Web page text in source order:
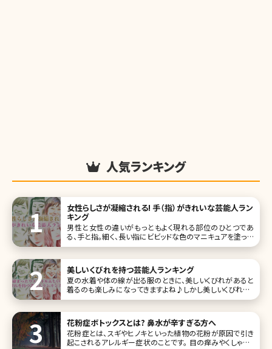
人気ランキング
女性らしさが凝縮される! 手（指）がきれいな芸能人ラン
キング
男性と女性の違いがもっともよく現れる部位のひとつであ
る、手と指。細く、長い指にビビッドな色のマニキュアを塗って
いるきれいな女性は、女性から見てもドキッとする瞬間があ
る施術が有効です。手
美しいくびれを持つ芸能人ランキング
夏の水着や体の線が出る服のときに、美しいくびれがあると
着るのも楽しみになってきますよね♪しかし美しいくびれは、
ただ痩せてるだけではダメという難しいものでもありま
持つ人たちは、本当に美意識が高いと言えるのではないでし
ょうか。今回はほどよ
花粉症ボトックスとは? 鼻水が辛すぎる方へ
花粉症とは、スギやヒノキといった植物の花粉が原因で引き
起こされるアレルギー症状のことです。 目の痒みやくしゃみ、